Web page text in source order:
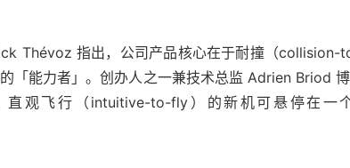
Thévoz 指出，公司产品核心在于耐撞（collision-
「能力者」。创办人之一兼技术总监 Adrien Briod
直观飞行（intuitive-to-fly）的新机可悬停在一